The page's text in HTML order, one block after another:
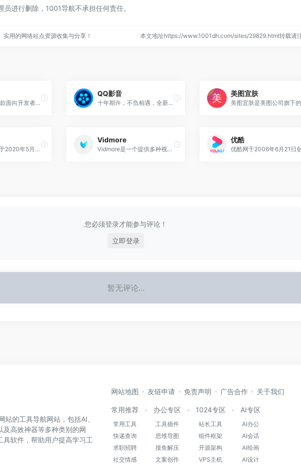
员进行删除，1001导航不承担任何责任。
用的网络站点资源收集与分享！ 本文地址https://www.1001dh.com/sites/29829.html转载请
DevToys是一款面向开发者的免费开源工具箱软件，由Etienne Baudoux Veler开发并由微软开发者团队发布，支持Windows设计语言及主题切换，可自动识别剪贴板内容并推荐对应处理工具，支持多实例运行与窗口置顶显示。
QQ影音
十年期许，不负相遇，全新QQ影音焕新而来，视觉性能双重提升，视频音乐格式统统支持，看高清资源再也不卡了，初心不改，全能绿色的播放器，五星级的视听享受
美图宜肤
绿软部落成立于2020年5月1日，是一个专注于绿色软件分享的下载站，主要分享Windows 、Android、Mac系统上的绿色软件。
Vidmore
Vidmore是一个提供多种视频处理工具和服务的在线平台，主要面向需要视频转换、屏幕录像、DVD刻录、视频播放等功能的用户。该平台提供多种软件和在线服务，旨在帮助用户高效地处理视频文件，提升工作效率。
优酷
您必须登录才能参与评论！
立即登录
暂无评论...
的工具导航网站，包括AI、
高效神器等多种类别的网
软件，帮助用户提高学习工
网站地图 友链申请 免责声明 广告合作 关于我们
常用推荐
常用工具
快递查询
求职招聘
社交情感
办公专区
工具插件
思维导图
摸鱼解压
文案创作
1024专区
站长工具
组件框架
开源架构
VPS主机
AI专区
AI办公
AI会话
AI绘画
AI设计